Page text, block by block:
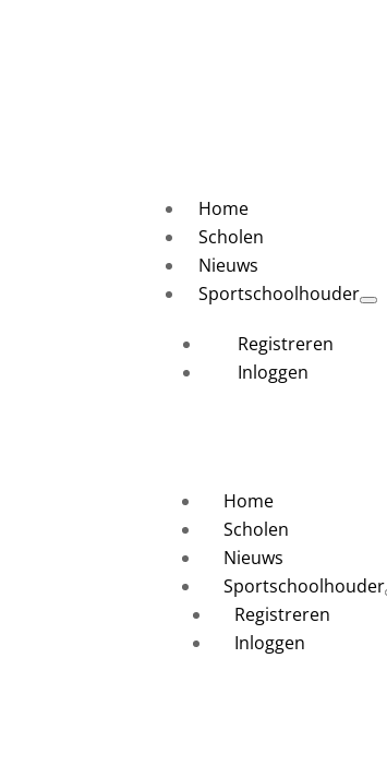
Home
Scholen
Nieuws
Sportschoolhouder
Registreren
Inloggen
Home
Scholen
Nieuws
Sportschoolhouder
Registreren
Inloggen